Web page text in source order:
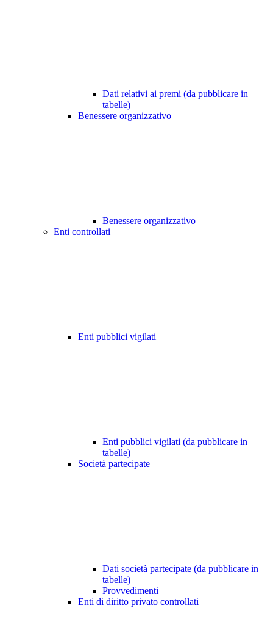
Dati relativi ai premi (da pubblicare in
tabelle)
Benessere organizzativo
Benessere organizzativo
Enti controllati
Enti pubblici vigilati
Enti pubblici vigilati (da pubblicare in
tabelle)
Società partecipate
Dati società partecipate (da pubblicare in
tabelle)
Provvedimenti
Enti di diritto privato controllati